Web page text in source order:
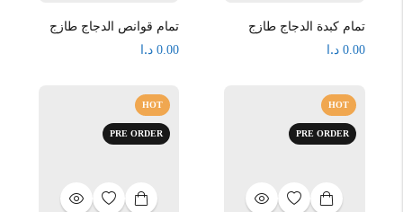
تمام كبدة الدجاج طازج
0.00 د.ا
تمام قوانص الدجاج طازج
0.00 د.ا
HOT
PRE ORDER
HOT
PRE ORDER